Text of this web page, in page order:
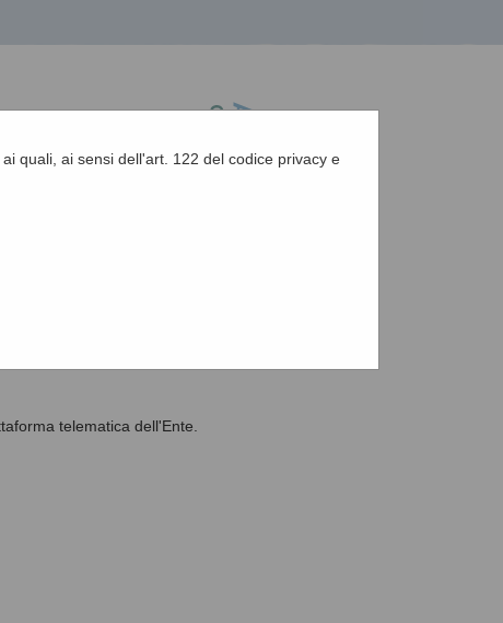
quali, ai sensi dell'art. 122 del codice privacy e
telematica dell'Ente.